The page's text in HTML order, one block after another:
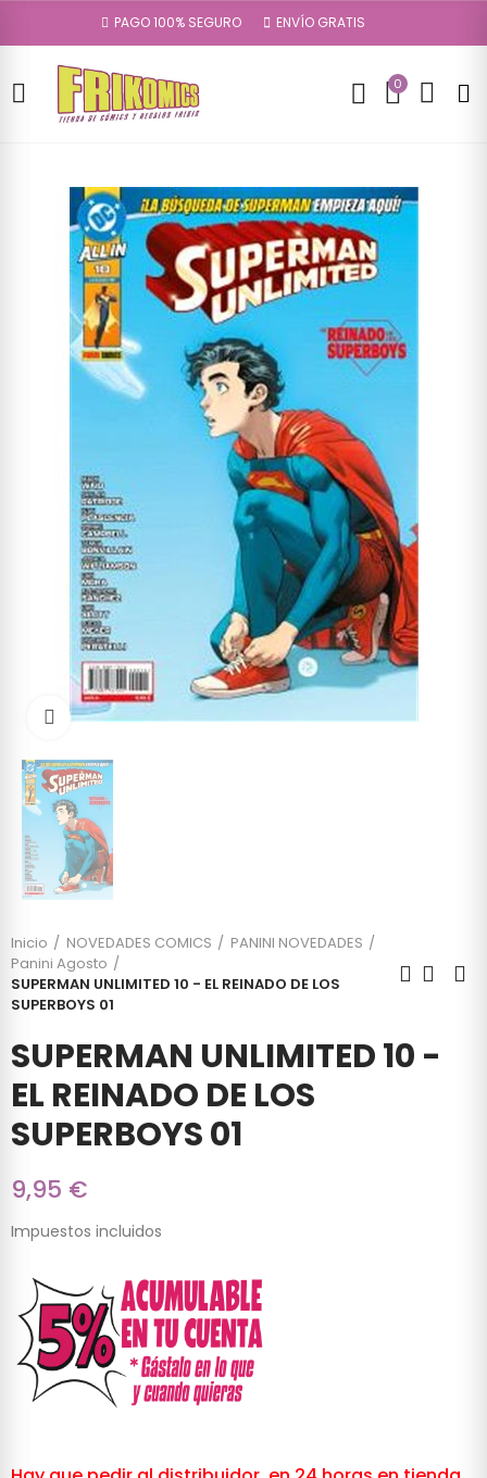
PAGO 100% SEGURO ENVÍO GRATIS
0
Click to enlarge
Inicio NOVEDADES COMICS
PANINI NOVEDADES
Panini Agosto
SUPERMAN UNLIMITED 10 - EL REINADO DE LOS
SUPERBOYS 01
SUPERMAN UNLIMITED 10 -
EL REINADO DE LOS
SUPERBOYS 01
9,95 €
Impuestos incluidos